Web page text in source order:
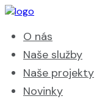
O nás
Naše služby
Naše projekty
Novinky